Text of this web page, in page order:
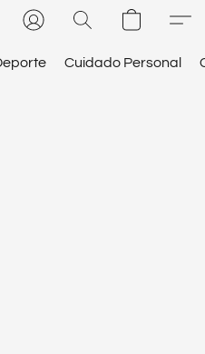
Cuidado Personal